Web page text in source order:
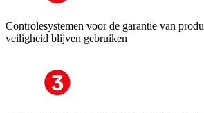
Controlesystemen voor de garantie van
veiligheid blijven gebruiken